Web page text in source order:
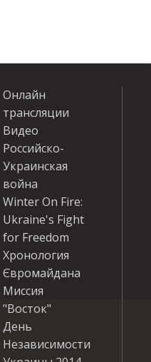
Онлайн
трансляции
Видео
Российско-
Украинская
война
Winter On Fire:
Ukraine's Fight
for Freedom
Хронология
Євромайдана
Миссия
"Восток"
День
Независимости